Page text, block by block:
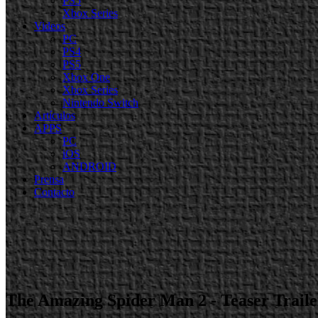
Xbox Series
Videos
PC
PS4
PS5
Xbox One
Xbox Series
Nintendo Switch
Artículos
APPS
PC
iOS
ANDROID
Prensa
Contacto
The Amazing Spider Man 2 - Teaser